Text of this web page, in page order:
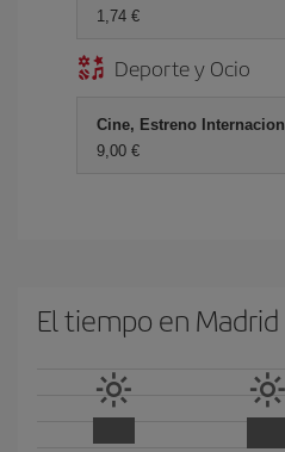
1,74 €
Deporte y Ocio
Cine, Estreno
9,00 €
El tiempo en Madrid